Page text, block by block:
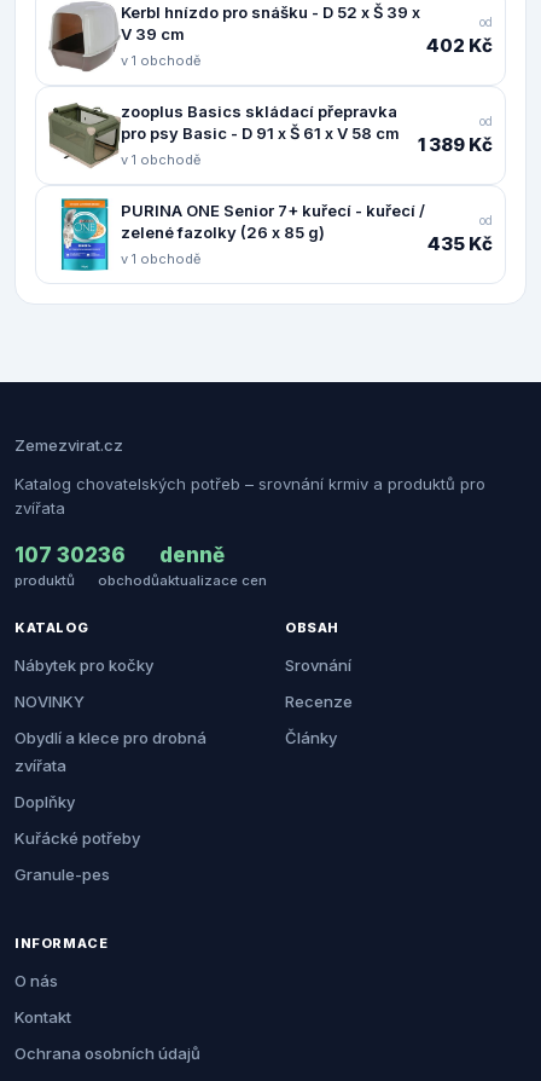
Kerbl hnízdo pro snášku - D 52 x Š 39 x
V 39 cm
v 1 obchodě
od
402 Kč
zooplus Basics skládací přepravka
pro psy Basic - D 91 x Š 61 x V 58 cm
v 1 obchodě
od
1 389 Kč
PURINA ONE Senior 7+ kuřecí - kuřecí /
zelené fazolky (26 x 85 g)
v 1 obchodě
od
435 Kč
Zemezvirat.cz
Katalog chovatelských potřeb – srovnání krmiv a produktů pro
zvířata
107 302
produktů
36
obchodů
denně
aktualizace cen
KATALOG
Nábytek pro kočky
NOVINKY
Obydlí a klece pro drobná
zvířata
Doplňky
Kuřácké potřeby
Granule-pes
OBSAH
Srovnání
Recenze
Články
INFORMACE
O nás
Kontakt
Ochrana osobních údajů